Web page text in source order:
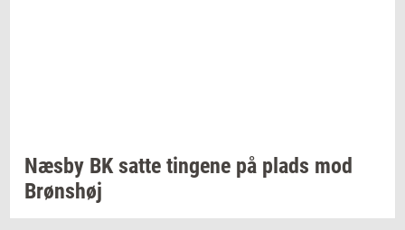
Næsby BK satte tin­ge­ne på plads mod
Brøns­høj